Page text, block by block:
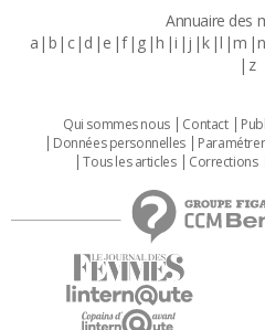
Annuaire des
a b c d e f g h i j k l m n
z
Qui sommes nous Contact
Données personnelles
Tous les articles
Corrections